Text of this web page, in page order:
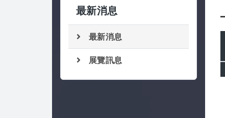
最新消息
最新消息
展覽訊息